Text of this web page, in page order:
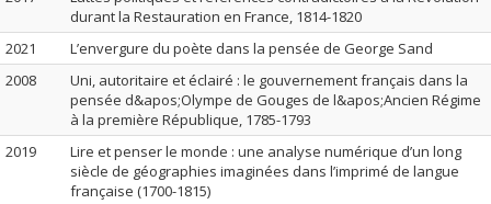
durant la Restauration en France, 1814-1820
2021
L’envergure du poète dans la pensée de George Sand
2008
Uni, autoritaire et éclairé : le gouvernement français dans la
pensée d&apos;Olympe de Gouges de l&apos;Ancien Régime
à la première République, 1785-1793
2019
Lire et penser le monde : une analyse numérique d’un long
siècle de géographies imaginées dans l’imprimé de langue
française (1700-1815)